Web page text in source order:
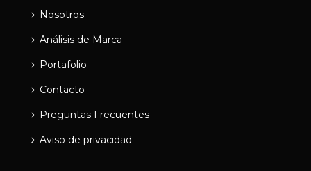
Nosotros
Análisis de Marca
Portafolio
Contacto
Preguntas Frecuentes
Aviso de privacidad